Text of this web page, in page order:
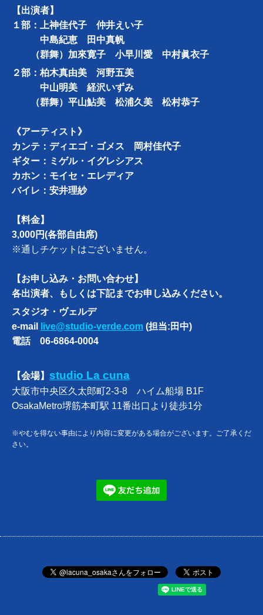
【出演者】
１部：上神佳代子 仲井えい子
中島紀恵 田中真帆
（群舞）加來寛子 小早川愛 中村眞衣子
２部：柏木真由美 河野五美
中山明美 経沢いずみ
（群舞）平山鮎美 松浦久美 松村恭子
《アーティスト》
カンテ：ディエゴ・ゴメス 岡村佳代子
ギター：ミゲル・イグレシアス
カホン：モイセ・エレディア
バイレ：安井理紗
【料金】
3,000円(各部自由席)
※通しチケットはございません。
【お申し込み・お問い合わせ】
各出演者、もしくは下記までお申し込みください。
スタジオ・ヴェルデ
e-mail
live@studio-verde.com (担当:田中)
電話 06-6864-0004
【会場】 studio La cuna
大阪市中央区久太郎町2-3-8 ハイム船場 B1F
OsakaMetro堺筋本町駅 11番出口より徒歩1分
※やむを得ない事由により内容に変更がある場合がございます。ご了承くだ
さい。